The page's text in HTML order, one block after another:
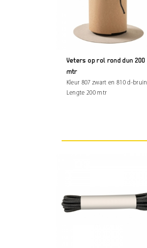
Veters op rol rond dun 200
mtr
Kleur 807 zwart en 810 d-bruin
Lengte 200 mtr